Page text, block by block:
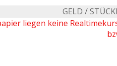
GELD /
liegen keine